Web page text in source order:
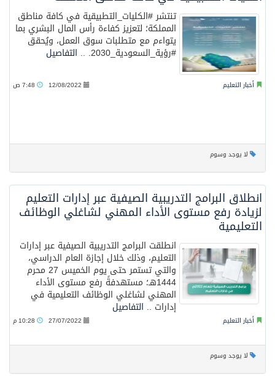
تنتشر ⁧‫#الكليات_التطبيقية‬⁩ في كافة مناطق
المملكة؛ لتعزيز كفاءة رأس المال البشري بما
يتواءم مع متطلبات سوق العمل، ويُحقق
التفاصيل
أخبار التعليم 12/08/2022
لا يوجد وسوم
انطلاق البرامج التدريبية الصيفية عبر إدارات التعليم
لزيادة رفع مستوى الأداء المهني لشاغلي الوظائف
التعليمية
انطلقت البرامج التدريبية الصيفية عبر إدارات
التعليم، وذلك خلال إجازة العام الدراسي،
والتي تستمر حتى يوم الخميس 27 محرم
1444هـ؛ مستهدفةً رفع مستوى الأداء
المهني لشاغلي الوظائف التعليمية في
إدارات .. التفاصيل
أخبار التعليم 27/07/2022
لا يوجد وسوم